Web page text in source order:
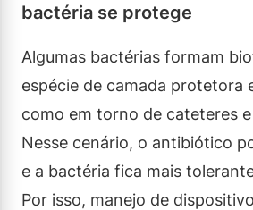
bactéria se protege
Algumas bactérias formam
espécie de camada protetora
como em torno de cateteres
Nesse cenário, o antibiótico
e a bactéria fica mais
Por isso, manejo de